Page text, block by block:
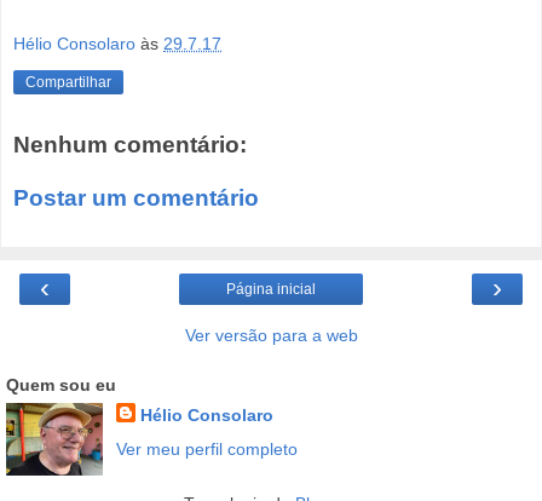
Hélio Consolaro às 29.7.17
Compartilhar
Nenhum comentário:
Postar um comentário
‹ ›
Página inicial
Ver versão para a web
Quem sou eu
Hélio Consolaro
Ver meu perfil completo